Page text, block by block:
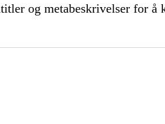
og metabeskrivelser for